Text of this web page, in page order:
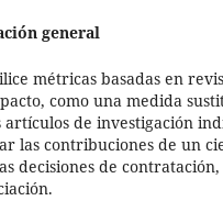
general
métricas basadas en
como una medida
artículos de investigación
las contribuciones de un
decisiones de